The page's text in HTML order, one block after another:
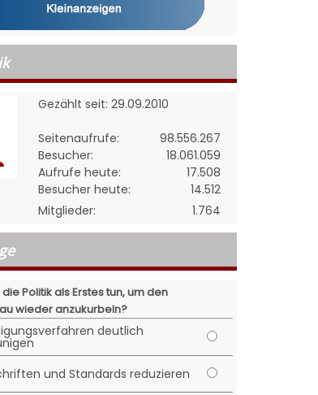
Gezählt seit: 29.09.2010
Seitenaufrufe:
98.556.267
Besucher:
18.061.059
Aufrufe heute:
17.508
Besucher heute:
14.512
Mitglieder:
1.764
Politik als Erstes tun, um den
wieder anzukurbeln?
deutlich
und Standards reduzieren